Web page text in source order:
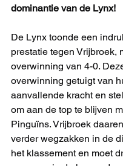
dominantie van de Lynx!
De Lynx toonde een
prestatie tegen Vrijbroek,
overwinning van 4-0.
overwinning getuigt van
aanvallende kracht en
om aan de top te blijven
Pinguïns. Vrijbroek
verder wegzakken in de
het klassement en moet